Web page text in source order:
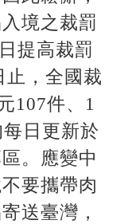
境之裁罰
提高裁罰
止，全國裁
107件、1
日更新於
。應變中
要攜帶肉
送臺灣，